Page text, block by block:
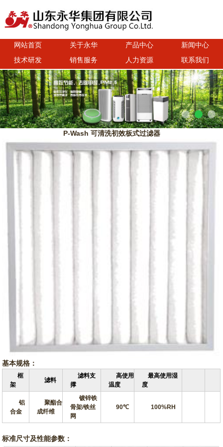
网站首页 关于永华 产品中心
新闻中心
技术研发
销售服务 人力资源 联系我们
P-Wash 可清洗初效板式过滤器
基本规格：
框
架
滤料
滤料支
撑
高使用
温度
最高使用湿
度
铝
合金
聚酯合
成纤维
镀锌铁
骨架/铁丝
网
90℃ 100%RH
标准尺寸及性能参数：